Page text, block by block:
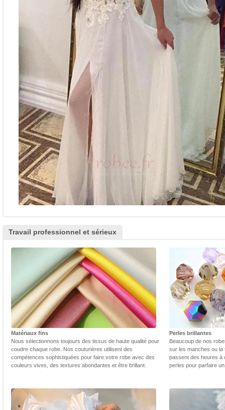
Travail professionnel et sérieux
Matériaux fins
Nous sélectionnons toujours des tissus de haute qualité pour
coudre chaque robe. Nos couturières utilisent des
compétences sophistiquées pour faire votre robe avec des
couleurs vives, des textures abondantes et être brillant.
Perles brillantes
Beaucoup de nos
sur les manches ou la
passent des heures à
perles pour parfaire